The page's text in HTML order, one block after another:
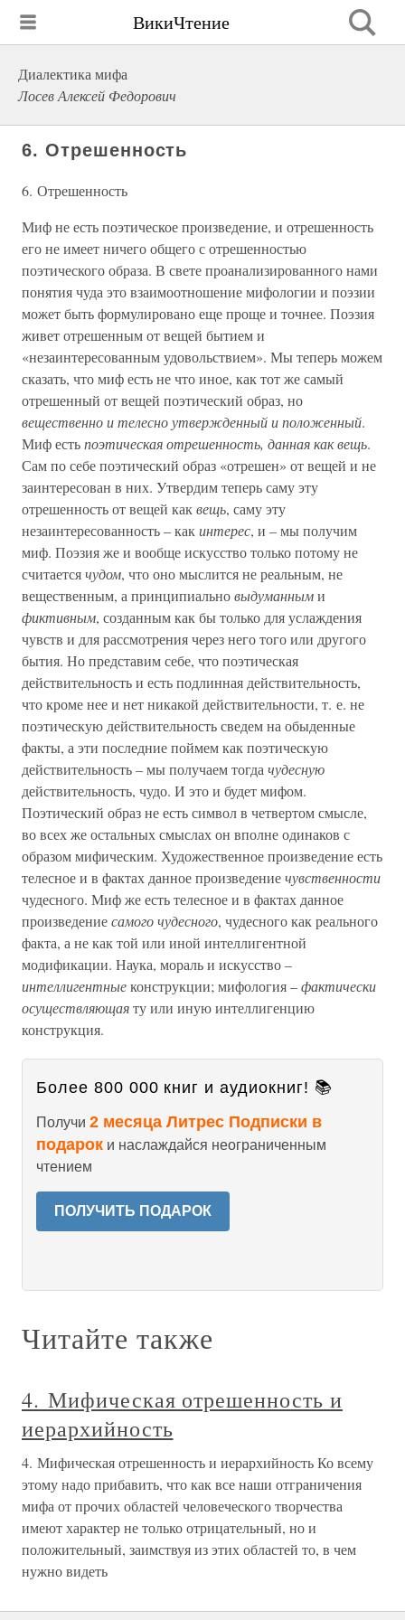
ВикиЧтение
Диалектика мифа
Лосев Алексей Федорович
6. Отрешенность
6. Отрешенность
Миф не есть поэтическое произведение, и отрешенность
его не имеет ничего общего с отрешенностью
поэтического образа. В свете проанализированного нами
понятия чуда это взаимоотношение мифологии и поэзии
может быть формулировано еще проще и точнее. Поэзия
живет отрешенным от вещей бытием и
«незаинтересованным удовольствием». Мы теперь можем
сказать, что миф есть не что иное, как тот же самый
отрешенный от вещей поэтический образ, но
вещественно и телесно утвержденный и положенный.
Миф естьпоэтическая отрешенность, данная как вещь.
Сам по себе поэтический образ «отрешен» от вещей и не
заинтересован в них. Утвердим теперь саму эту
отрешенность от вещей каквещь, саму эту
незаинтересованность – какинтерес, и – мы получим
миф. Поэзия же и вообще искусство только потому не
считаетсячудом, что оно мыслится не реальным, не
вещественным, а принципиальновыдуманными
фиктивным, созданным как бы только для услаждения
чувств и для рассмотрения через него того или другого
бытия. Но представим себе, что поэтическая
действительность и есть подлинная действительность,
что кроме нее и нет никакой действительности, т. е. не
поэтическую действительность сведем на обыденные
факты, а эти последние поймем как поэтическую
действительность – мы получаем тогда чудесную
действительность, чудо. И это и будет мифом.
Поэтический образ не есть символ в четвертом смысле,
во всех же остальных смыслах он вполне одинаков с
образом мифическим. Художественное произведение есть
телесное и в фактах данное произведениечувственности
чудесного. Миф же есть телесное и в фактах данное
произведениесамого чудесного, чудесного как реального
факта, а не как той или иной интеллигентной
модификации. Наука, мораль и искусство –
интеллигентныеконструкции; мифология –фактически
осуществляющаяту или иную интеллигенцию
конструкция.
Более 800 000 книг и аудиокниг! 📚
Получи 2 месяца Литрес Подписки в
подарок и наслаждайся неограниченным
чтением
ПОЛУЧИТЬ ПОДАРОК
Читайте также
4. Мифическая отрешенность и
иерархийность
4. Мифическая отрешенность и иерархийность Ко всему
этому надо прибавить, что как все наши отграничения
мифа от прочих областей человеческого творчества
имеют характер не только отрицательный, но и
положительный, заимствуя из этих областей то, в чем
нужно видеть